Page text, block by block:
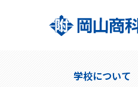
学校について